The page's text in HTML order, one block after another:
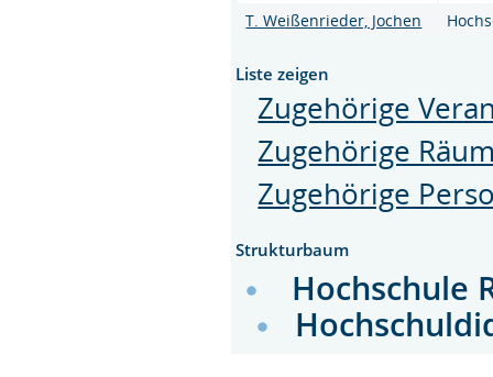
T. Weißenrieder, Jochen
Liste zeigen
Zugehörige
Zugehörige
Zugehörige
Strukturbaum
Hochschule